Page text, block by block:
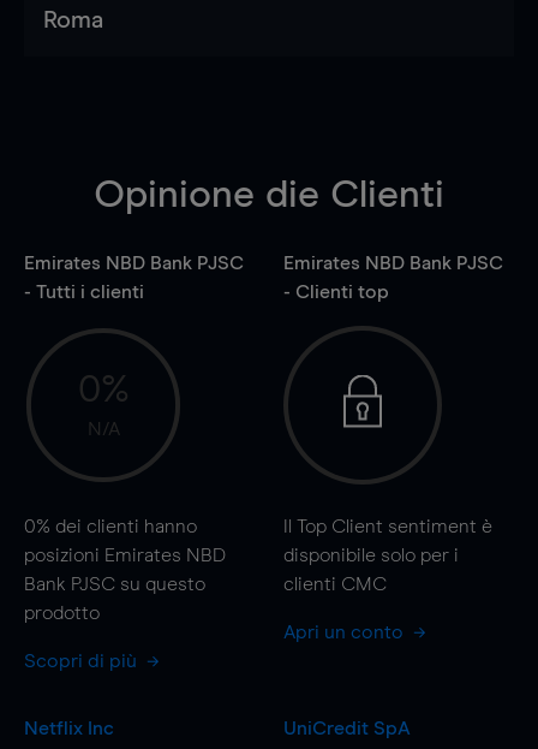
Roma
Opinione die Clienti
Emirates NBD Bank PJSC
- Tutti i clienti
0%
N/A
0% dei clienti hanno
posizioni Emirates NBD
Bank PJSC su questo
prodotto
Scopri di più
Emirates NBD Bank PJSC
- Clienti top
Il Top Client sentiment è
disponibile solo per i
clienti CMC
Apri un conto
Netflix Inc
UniCredit SpA